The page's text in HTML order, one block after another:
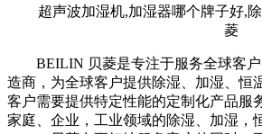
BEILIN 贝菱是专注于服务全球客
造商，为全球客户提供除湿、加湿、恒
客户需要提供特定性能的定制化产品服
家庭、企业，工业领域的除湿、加湿，